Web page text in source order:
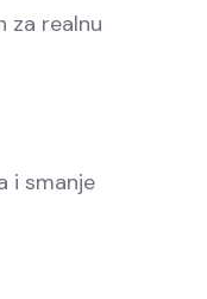
za realnu
i smanje